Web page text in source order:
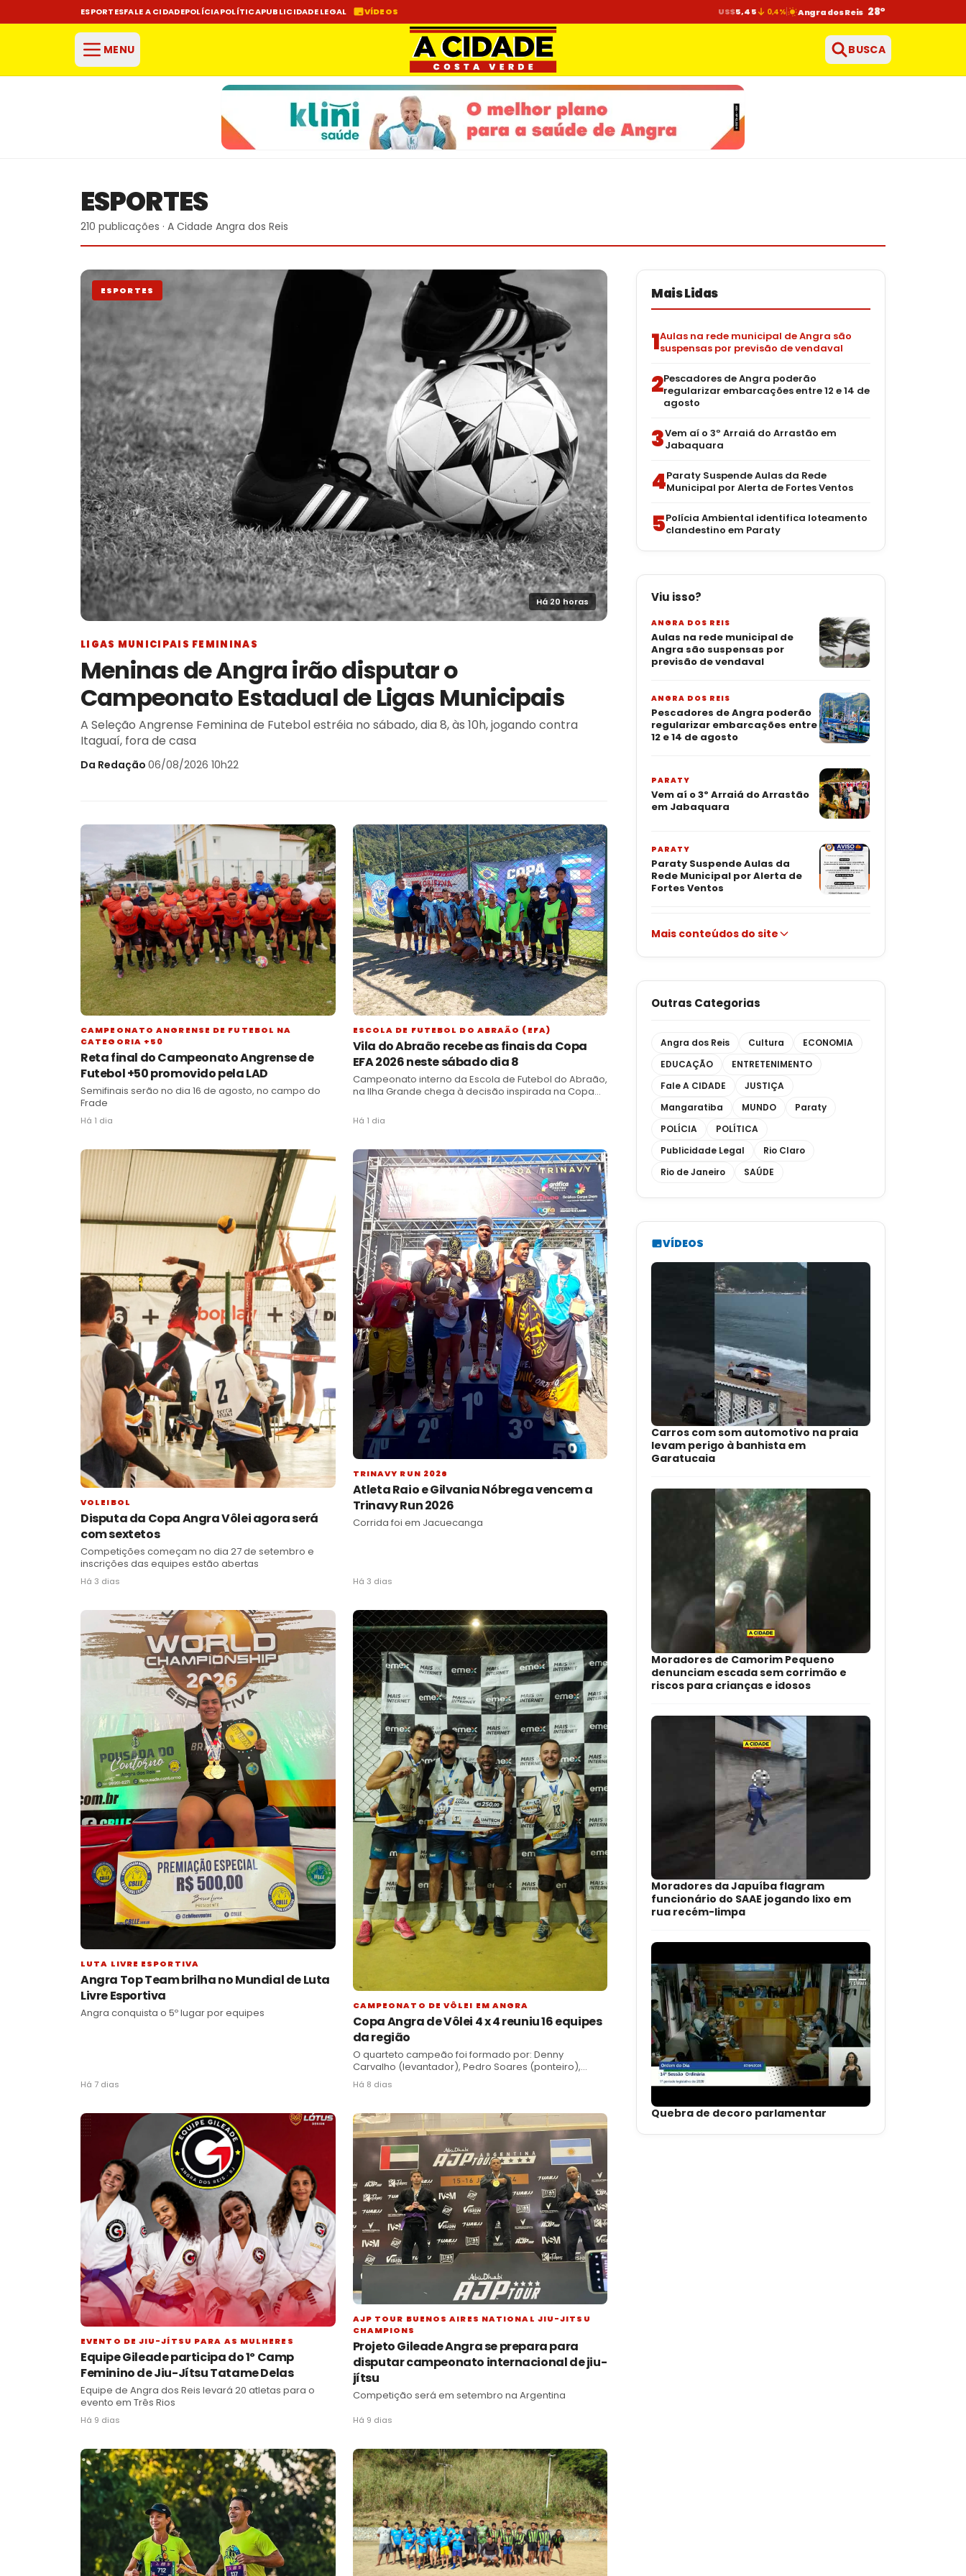
ESPORTESFALE A CIDADEPOLÍCIAPOLÍTICAPUBLICIDADE LEGAL VÍDEOS US$5,45 0,4% Angra dos Reis 28°
MENU BUSCA
ESPORTES
210 publicações · A Cidade Angra dos Reis
ESPORTES
Há 20 horas
LIGAS MUNICIPAIS FEMININAS
Meninas de Angra irão disputar o
Campeonato Estadual de Ligas Municipais
A Seleção Angrense Feminina de Futebol estréia no sábado, dia 8, às 10h, jogando contra
Itaguaí, fora de casa
Da Redação 06/08/2026 10h22
CAMPEONATO ANGRENSE DE FUTEBOL NA
CATEGORIA +50
Reta final do Campeonato Angrense de
Futebol +50 promovido pela LAD
Semifinais serão no dia 16 de agosto, no campo do
Frade
Há 1 dia
ESCOLA DE FUTEBOL DO ABRAÃO (EFA)
Vila do Abraão recebe as finais da Copa
EFA 2026 neste sábado dia 8
Campeonato interno da Escola de Futebol do Abraão,
na Ilha Grande chega à decisão inspirada na Copa
Há 1 dia
VOLEIBOL
Disputa da Copa Angra Vôlei agora será
com sextetos
Competições começam no dia 27 de setembro e
inscrições das equipes estão abertas
Há 3 dias
TRINAVY RUN 2026
Atleta Raio e Gilvania Nóbrega vencem a
Trinavy Run 2026
Corrida foi em Jacuecanga
Há 3 dias
LUTA LIVRE ESPORTIVA
Angra Top Team brilha no Mundial de Luta
Livre Esportiva
Angra conquista o 5º lugar por equipes
Há 7 dias
CAMPEONATO DE VÔLEI EM ANGRA
Copa Angra de Vôlei 4 x 4 reuniu 16 equipes
da região
O quarteto campeão foi formado por: Denny
Carvalho (levantador), Pedro Soares (ponteiro),
Pietro Winkler (ponteiro), Igor Royal (oposto/central).
Há 8 dias
EVENTO DE JIU-JÍTSU PARA AS MULHERES
Equipe Gileade participa do 1º Camp
Feminino de Jiu-Jítsu Tatame Delas
Equipe de Angra dos Reis levará 20 atletas para o
evento em Três Rios
Há 9 dias
AJP TOUR BUENOS AIRES NATIONAL JIU-JITSU
CHAMPIONS
Projeto Gileade Angra se prepara para
disputar campeonato internacional de jiu-
jítsu
Competição será em setembro na Argentina
Há 9 dias
Mais Lidas
1Aulas na rede municipal de Angra são
suspensas por previsão de vendaval
2Pescadores de Angra poderão
regularizar embarcações entre 12 e 14 de
agosto
3Vem aí o 3º Arraiá do Arrastão em
Jabaquara
4Paraty Suspende Aulas da Rede
Municipal por Alerta de Fortes Ventos
5Polícia Ambiental identifica loteamento
clandestino em Paraty
Viu isso?
ANGRA DOS REIS
Aulas na rede municipal de
Angra são suspensas por
previsão de vendaval
ANGRA DOS REIS
Pescadores de Angra poderão
regularizar embarcações entre
12 e 14 de agosto
PARATY
Vem aí o 3º Arraiá do Arrastão
em Jabaquara
PARATY
Paraty Suspende Aulas da
Rede Municipal por Alerta de
Fortes Ventos
Mais conteúdos do site
Outras Categorias
Angra dos Reis Cultura
ECONOMIA
EDUCAÇÃO
ENTRETENIMENTO
Fale A CIDADE
JUSTIÇA
Mangaratiba
MUNDO
Paraty
POLÍCIA
POLÍTICA
Publicidade Legal
Rio Claro
Rio de Janeiro
SAÚDE
VÍDEOS
Carros com som automotivo na praia
levam perigo à banhista em
Garatucaia
Moradores de Camorim Pequeno
denunciam escada sem corrimão e
riscos para crianças e idosos
Moradores da Japuíba flagram
funcionário do SAAE jogando lixo em
rua recém-limpa
Quebra de decoro parlamentar